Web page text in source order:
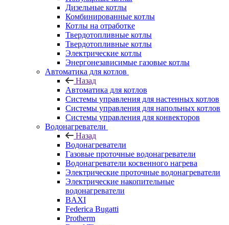
Дизельные котлы
Комбинированные котлы
Котлы на отработке
Твердотопливные котлы
Твердотопливные котлы
Электрические котлы
Энергонезависимые газовые котлы
Автоматика для котлов
Назад
Автоматика для котлов
Системы управления для настенных котлов
Системы управления для напольных котлов
Системы управления для конвекторов
Водонагреватели
Назад
Водонагреватели
Газовые проточные водонагреватели
Водонагреватели косвенного нагрева
Электрические проточные водонагреватели
Электрические накопительные
водонагреватели
BAXI
Federica Bugatti
Protherm